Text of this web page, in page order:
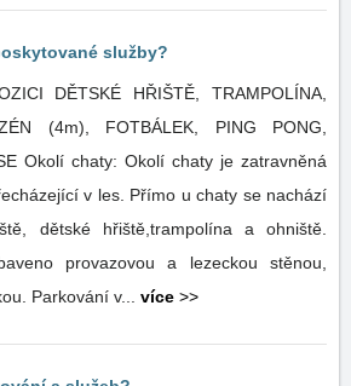
služby?
DĚTSKÉ HŘIŠTĚ, TRAMPOLÍNA,
(4m), FOTBÁLEK, PING PONG,
v les. Přímo u chaty se nachází
dětské hřiště,trampolína a ohniště.
provazovou a lezeckou stěnou,
Parkování v... více >>